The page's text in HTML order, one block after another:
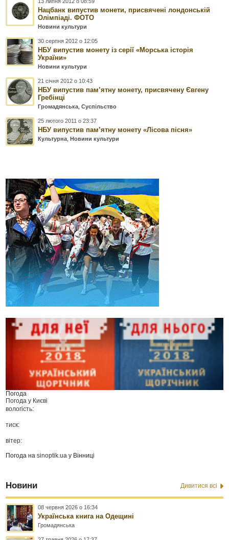
Нацбанк випустив монети, присвячені лондонській
Олімпіаді. ФОТО
Новини культури
30 серпня 2012 о 12:05
НБУ випустив монету із серії «Морська історія
України»
Новини культури
21 січня 2012 о 10:43
НБУ випустив пам’ятну монету, присвячену Євгену
Гребінці
Громадянська ,Суспільство
25 лютого 2011 о 23:37
НБУ випустив пам’ятну монету «Лісова пісня»
Культурна ,Новини культури
Погода
Погода у Києві
вологість:
тиск:
вітер:
Погода наsinoptik.ua у Вінниці
Новини Дивитися всі
08 червня 2026 о 16:34
Українська книга на Одещині
Громадянська